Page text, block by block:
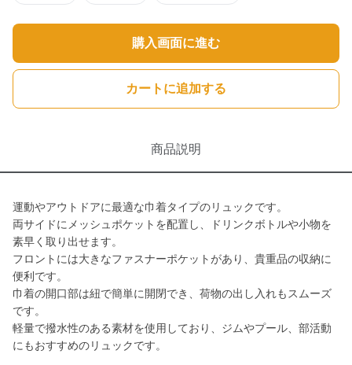
購入画面に進む
カートに追加する
商品説明
運動やアウトドアに最適な巾着タイプのリュックです。
両サイドにメッシュポケットを配置し、ドリンクボトルや小物を
素早く取り出せます。
フロントには大きなファスナーポケットがあり、貴重品の収納に
便利です。
巾着の開口部は紐で簡単に開閉でき、荷物の出し入れもスムーズ
です。
軽量で撥水性のある素材を使用しており、ジムやプール、部活動
にもおすすめのリュックです。